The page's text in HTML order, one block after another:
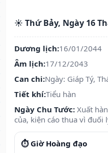
☀️ Thứ Bảy, Ngày 16
Dương lịch:16/01/2044
Âm lịch:17/12/2043
Can chi:Ngày: Giáp Tý,
Tiết khí:Tiểu hàn
Ngày Chu Tước: Xuất
của, kiện cáo thua vì đuối
⏱️ Giờ Hoàng đạo